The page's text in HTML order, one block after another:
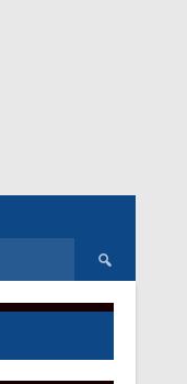
Keresés: